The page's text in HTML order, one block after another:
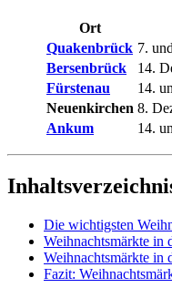
Ort
Quakenbrück 7.
Bersenbrück
14.
Fürstenau
14.
Neuenkirchen 8.
Ankum
14.
Die wichtigsten
Weihnachtsmärkte in
Weihnachtsmärkte in
Fazit: